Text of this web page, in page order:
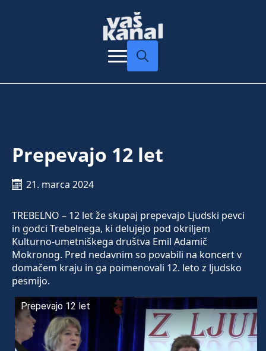
Prepevajo 12 let
21. marca 2024
TREBELNO – 12 let že skupaj prepevajo Ljudski pevci
in godci Trebelnega, ki delujejo pod okriljem
Kulturno-umetniškega društva Emil Adamič
Mokronog. Pred nedavnim so povabili na koncert v
domačem kraju in ga poimenovali 12. leto z ljudsko
pesmijo.
Prepevajo 12 let